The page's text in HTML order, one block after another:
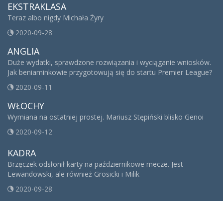
EKSTRAKLASA
Teraz albo nigdy Michała Żyry
2020-09-28
ANGLIA
Duże wydatki, sprawdzone rozwiązania i wyciąganie wniosków.
Jak beniaminkowie przygotowują się do startu Premier League?
2020-09-11
WŁOCHY
Wymiana na ostatniej prostej. Mariusz Stępiński blisko Genoi
2020-09-12
KADRA
Brzęczek odsłonił karty na październikowe mecze. Jest
Lewandowski, ale również Grosicki i Milik
2020-09-28